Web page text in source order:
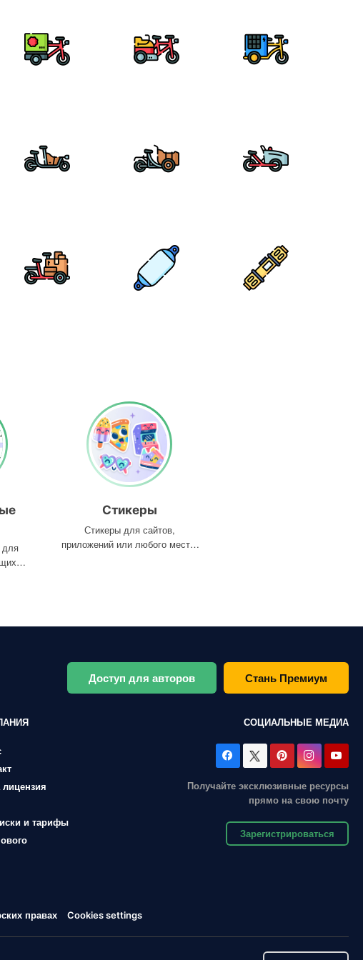
Стикеры
Стикеры для сайтов,
приложений или любого места,
Доступ для авторов Стань Премиум
и тарифы
СОЦИАЛЬНЫЕ МЕДИА
Получайте эксклюзивные ресурсы
прямо на свою почту
Зарегистрироваться
правах Cookies settings